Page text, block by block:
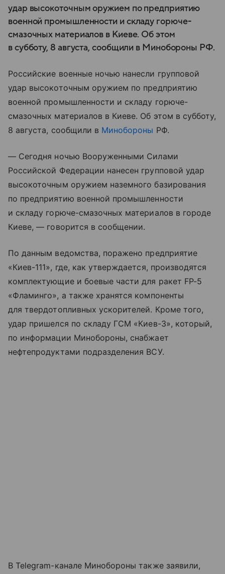
удар высокоточным оружием по предприятию
военной промышленности и складу горюче-
смазочных материалов в Киеве. Об этом
в субботу, 8 августа, сообщили в Минобороны РФ.
Российские военные ночью нанесли групповой
удар высокоточным оружием по предприятию
военной промышленности и складу горюче-
смазочных материалов в Киеве. Об этом в субботу,
8 августа, сообщили в Минобороны РФ.
— Сегодня ночью Вооруженными Силами
Российской Федерации нанесен групповой удар
высокоточным оружием наземного базирования
по предприятию военной промышленности
и складу горюче-смазочных материалов в городе
Киеве, — говорится в сообщении.
По данным ведомства, поражено предприятие
«Киев-111», где, как утверждается, производятся
комплектующие и боевые части для ракет FP-5
«Фламинго», а также хранятся компоненты
для твердотопливных ускорителей. Кроме того,
удар пришелся по складу ГСМ «Киев-3», который,
по информации Минобороны, снабжает
нефтепродуктами подразделения ВСУ.
В Telegram-канале Минобороны также заявили,